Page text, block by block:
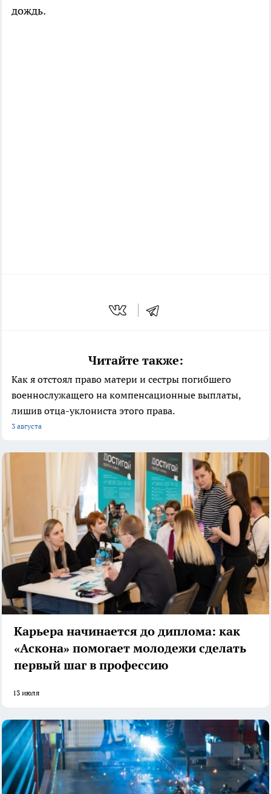
дождь.
Читайте также:
Как я отстоял право матери и сестры погибшего
военнослужащего на компенсационные выплаты,
лишив отца-уклониста этого права.
3 августа
Карьера начинается до диплома: как
«Аскона» помогает молодежи сделать
первый шаг в профессию
13 июля